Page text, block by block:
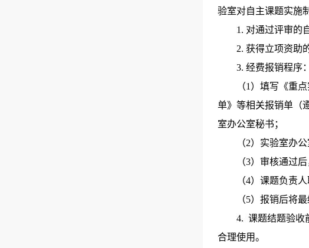
验室对自主课题实施
1. 对通过评审的
2. 获得立项资助
3. 经费报销程序：
（1）填写《重
单》等相关报销单（
室办公室秘书；
（2）实验室办
（3）审核通过
（4）课题负责
（5）报销后将
4. 课题结题验收
合理使用。